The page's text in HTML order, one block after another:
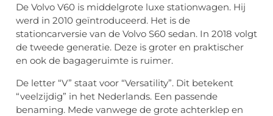
De Volvo V60 is middelgrote luxe stationwagen. Hij
werd in 2010 geïntroduceerd. Het is de
stationcarversie van de Volvo S60 sedan. In 2018 volgt
de tweede generatie. Deze is groter en praktischer
en ook de bagageruimte is ruimer.
De letter “V” staat voor “Versatility”. Dit betekent
“veelzijdig” in het Nederlands. Een passende
benaming. Mede vanwege de grote achterklep en